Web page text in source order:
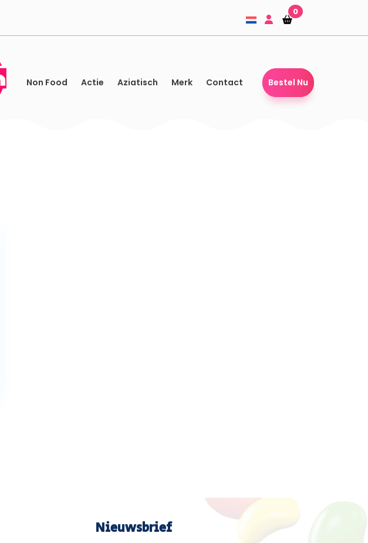
Winkelmandje
Winkelmandje
0
Non Food Actie Aziatisch Merk Contact Bestel Nu
Nieuwsbrief